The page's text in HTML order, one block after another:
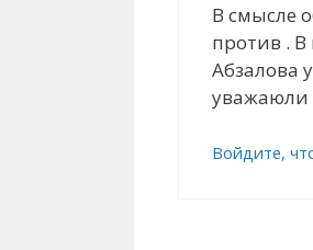
В смысле
против . В
Абзалова
уважаюли
Войдите,